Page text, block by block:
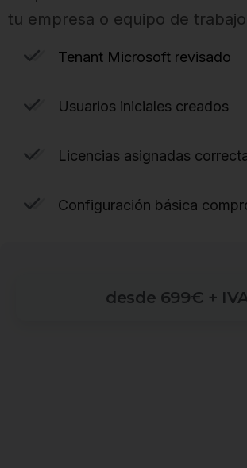
tu empresa o equipo de
Tenant Microsoft revisado
Usuarios iniciales creados
Licencias asignadas
Configuración básica
desde 699€ +